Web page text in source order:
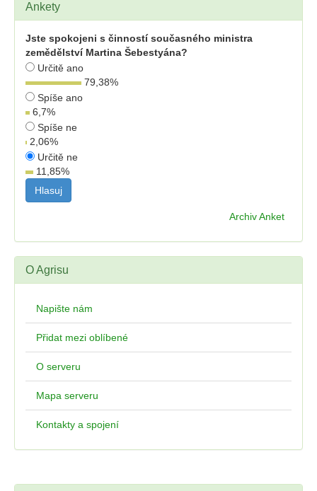
Ankety
Jste spokojeni s činností současného ministra
zemědělství Martina Šebestyána?
Určitě ano
79,38%
Spíše ano
6,7%
Spíše ne
2,06%
Určitě ne
11,85%
Archiv Anket
O Agrisu
Napište nám
Přidat mezi oblíbené
O serveru
Mapa serveru
Kontakty a spojení